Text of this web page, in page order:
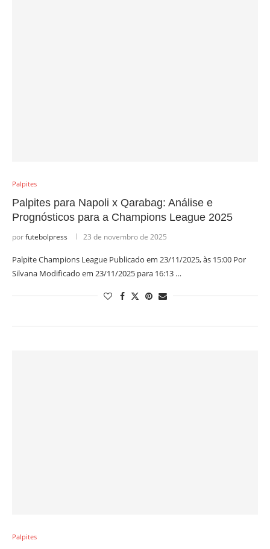
Palpites
Palpites para Napoli x Qarabag: Análise e
Prognósticos para a Champions League 2025
porfutebolpress 23 de novembro de 2025
Palpite Champions League Publicado em 23/11/2025, às 15:00 Por
Silvana Modificado em 23/11/2025 para 16:13 …
Palpites